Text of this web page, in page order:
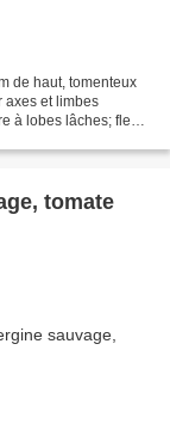
de haut, tomenteux
axes et limbes
à lobes lâches; fleurs
tomate